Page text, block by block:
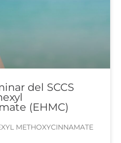
del SCCS
(EHMC)
METHOXYCINNAMATE